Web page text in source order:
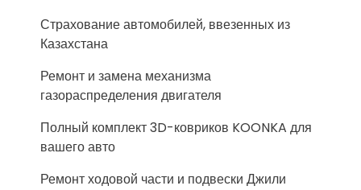
Страхование автомобилей, ввезенных из
Казахстана
Ремонт и замена механизма
газораспределения двигателя
Полный комплект 3D-ковриков KOONKA для
вашего авто
Ремонт ходовой части и подвески Джили